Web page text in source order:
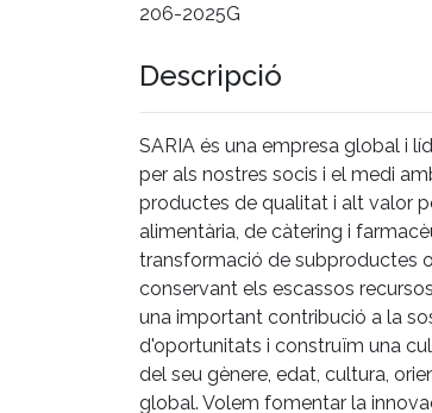
206-2025G
Descripció
SARIA és una empresa global i
per als nostres socis i el medi
productes de qualitat i alt valor
alimentària, de càtering i
transformació de subproductes
conservant els escassos
una important contribució a la
d'oportunitats i construïm una
del seu gènere, edat, cultura,
global. Volem fomentar la